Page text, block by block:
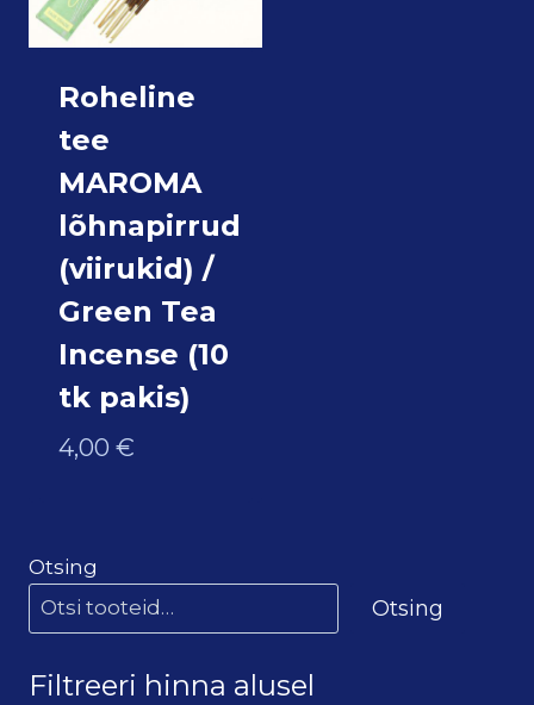
Roheline
tee
MAROMA
lõhnapirrud
(viirukid) /
Green Tea
Incense (10
tk pakis)
4,00 €
Otsing
Otsing
Filtreeri hinna alusel